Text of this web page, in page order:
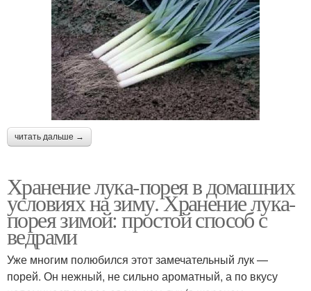
читать дальше →
Хранение лука-порея в домашних
условиях на зиму. Хранение лука-
порея зимой: простой способ с
ведрами
Уже многим полюбился этот замечательный лук —
порей. Он нежный, не сильно ароматный, а по вкусу